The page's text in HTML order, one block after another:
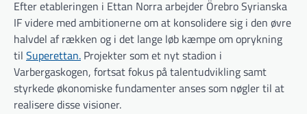
Efter etableringen i Ettan Norra arbejder Örebro Syrianska
IF videre med ambitionerne om at konsolidere sig i den øvre
halvdel af rækken og i det lange løb kæmpe om oprykning
til Superettan. Projekter som et nyt stadion i
Varbergaskogen, fortsat fokus på talentudvikling samt
styrkede økonomiske fundamenter anses som nøgler til at
realisere disse visioner.